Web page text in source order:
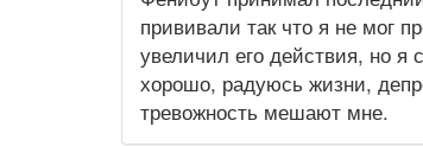
прививали так что я не мог
увеличил его действия, но
хорошо, радуюсь жизни,
тревожность мешают мне.